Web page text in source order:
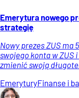
Emerytura nowego
strategię
Nowy prezes ZUS ma
swojego konta w ZUS
zmienić swoją
EmeryturyFinanse i